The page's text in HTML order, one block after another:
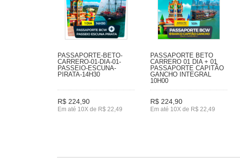
PASSAPORTE-BETO-
CARRERO-01-DIA-01-
PASSEIO-ESCUNA-
PIRATA-14H30
R$ 224,90
Em até 10X de R$ 22,49
PASSAPORTE BETO
CARRERO 01 DIA + 01
PASSAPORTE CAPITÃO
GANCHO INTEGRAL
10H00
R$ 224,90
Em até 10X de R$ 22,49